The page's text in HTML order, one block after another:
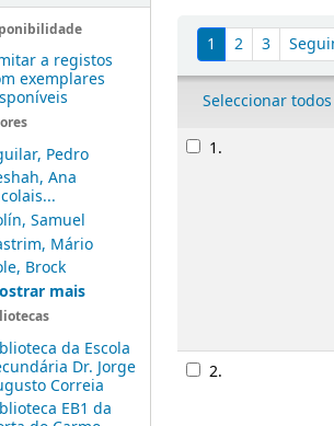
a registos
exemplares
Pedro
Ana
Samuel
Mário
Brock
mais
da Escola
Dr. Jorge
Correia
EB1 da
Ordenar
1 2 3
Seleccionar todos
Resultados
1.
2.